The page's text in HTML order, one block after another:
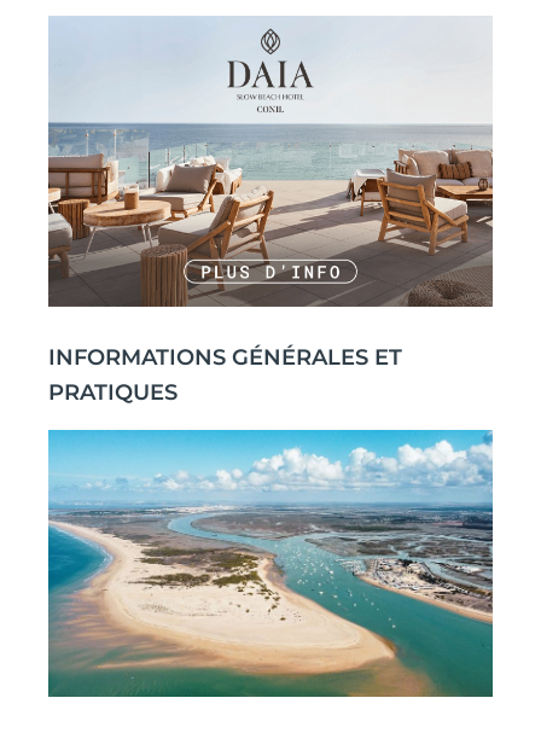
INFORMATIONS GÉNÉRALES ET
PRATIQUES